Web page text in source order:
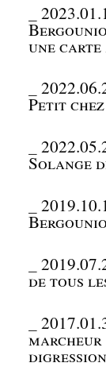
_
une
_
Petit
_
Solange
_
_
de tous
_
marcheur